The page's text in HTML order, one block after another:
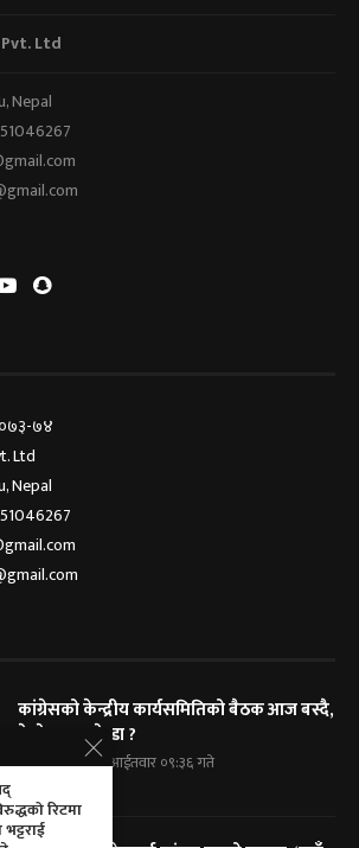
Ltd
Nepal
०७३-७४
Ltd
Nepal
कांग्रेसको केन्द्रीय कार्यसमितिको बैठक आज बस्दै,
के के छन् एजेण्डा ?
२०८३ श्रावण २४, आईतवार ०९:३६ गते
रिटमा